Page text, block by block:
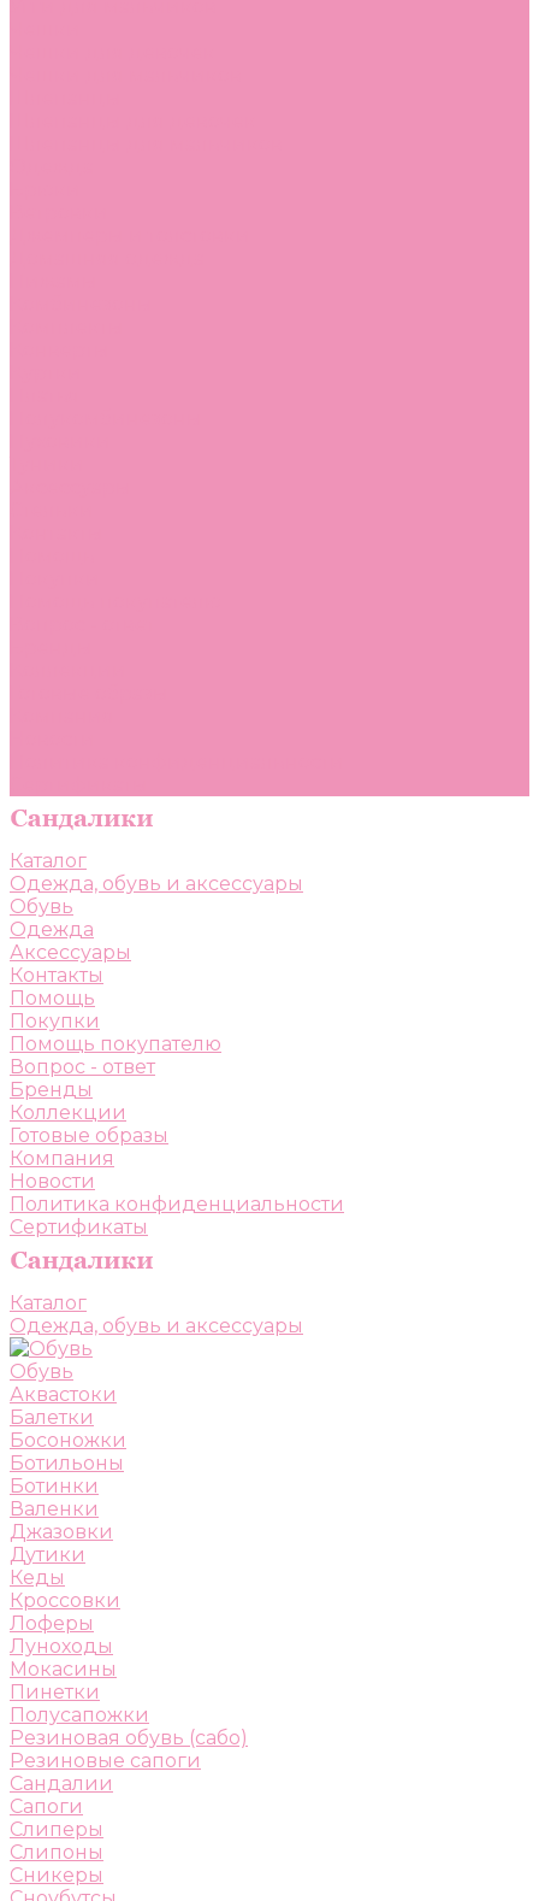
Каталог
Одежда, обувь и аксессуары
Обувь
Одежда
Аксессуары
Контакты
Помощь
Покупки
Помощь покупателю
Вопрос - ответ
Бренды
Коллекции
Готовые образы
Компания
Новости
Политика конфиденциальности
Сертификаты
Каталог
Одежда, обувь и аксессуары
Обувь
Аквастоки
Балетки
Босоножки
Ботильоны
Ботинки
Валенки
Джазовки
Дутики
Кеды
Кроссовки
Лоферы
Луноходы
Мокасины
Пинетки
Полусапожки
Резиновая обувь (сабо)
Резиновые сапоги
Сандалии
Сапоги
Слиперы
Слипоны
Сникеры